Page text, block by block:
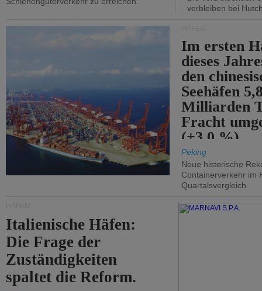
verbleiben bei
Im ersten
dieses
den
Seehäfen
Milliarden
Fracht
(+3,0 %).
Peking
Neue historische
Containerverkehr im
Quartalsvergleich
Italienische Häfen:
Die Frage der
Zuständigkeiten
spaltet die Reform.